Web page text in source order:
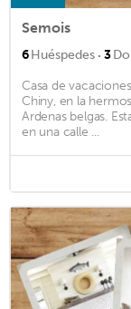
Semois
6Huéspedes · 3
Casa de
Chiny, en la
Ardenas belgas.
en una calle ...